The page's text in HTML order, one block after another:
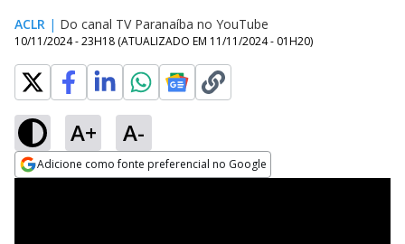
ACLR | Do canal TV Paranaíba no YouTube
10/11/2024 - 23H18 (ATUALIZADO EM 11/11/2024 - 01H20)
A+ A-
Adicione como fonte preferencial no Google